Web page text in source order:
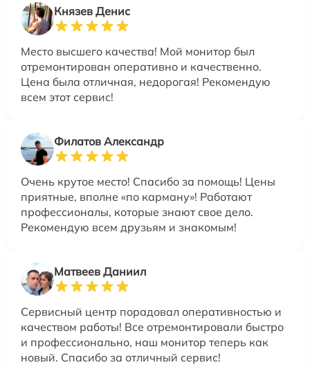
Князев Денис
Место высшего качества! Мой монитор был
отремонтирован оперативно и качественно.
Цена была отличная, недорогая! Рекомендую
всем этот сервис!
Филатов Александр
Очень крутое место! Спасибо за помощь! Цены
приятные, вполне «по карману»! Работают
профессионалы, которые знают свое дело.
Рекомендую всем друзьям и знакомым!
Матвеев Даниил
Сервисный центр порадовал оперативностью и
качеством работы! Все отремонтировали быстро
и профессионально, наш монитор теперь как
новый. Спасибо за отличный сервис!